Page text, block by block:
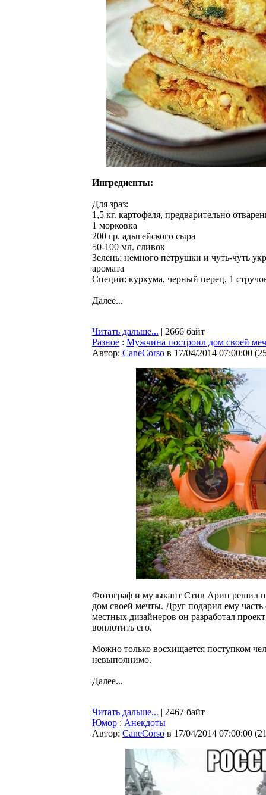
Ингредиенты:
Для зраз:
1,5 кг. картофеля, предварительно
1 морковка
200 гр. адыгейского сыра
50-100 мл. сливок
Зелень: немного петрушки и чуть-чуть
аромата
Специи: куркума, черный перец, 1
Далее...
Читать дальше... | 2666 байт
Разное : Мужчина построил дом своей
Автор: CaneCorso в 17/04/2014 07:00:00 (
Фотограф и музыкант Стив Арин решил
дом своей мечты. Друг подарил ему
местных дизайнеров он разработал
воплотить его.
Можно только восхищается поступком
невыполнимо.
Далее...
Читать дальше... | 2467 байт
Юмор : Анекдоты
Автор: CaneCorso в 17/04/2014 07:00:00 (